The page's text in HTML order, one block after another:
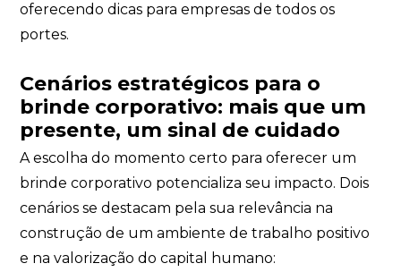
oferecendo dicas para empresas de todos os
portes.
Cenários estratégicos para o
brinde corporativo: mais que um
presente, um sinal de cuidado
A escolha do momento certo para oferecer um
brinde corporativo potencializa seu impacto. Dois
cenários se destacam pela sua relevância na
construção de um ambiente de trabalho positivo
e na valorização do capital humano: